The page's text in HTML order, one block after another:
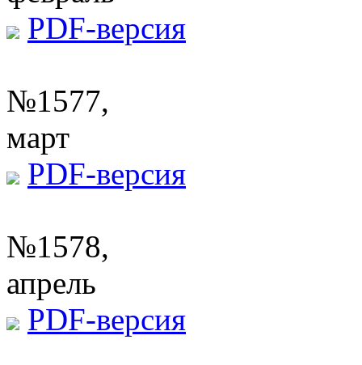
PDF-версия
№1577,
март
PDF-версия
№1578,
апрель
PDF-версия